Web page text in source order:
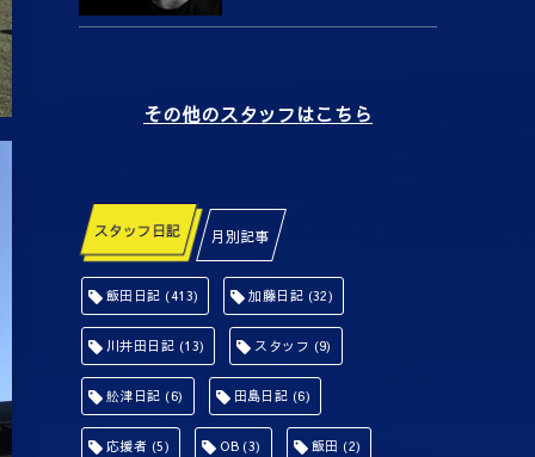
その他のスタッフはこちら
スタッフ日記 月別記事
飯田日記 (413) 加藤日記 (32)
川井田日記 (13) スタッフ (9)
舩津日記 (6) 田島日記 (6)
応援者 (5) OB(3) 飯田 (2)